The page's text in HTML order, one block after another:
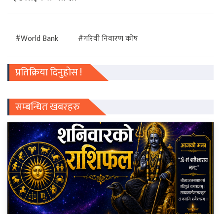
#World Bank #गरिवी निवारण काेष
प्रतिक्रिया दिनुहोस !
सम्बन्धित खबरहरु